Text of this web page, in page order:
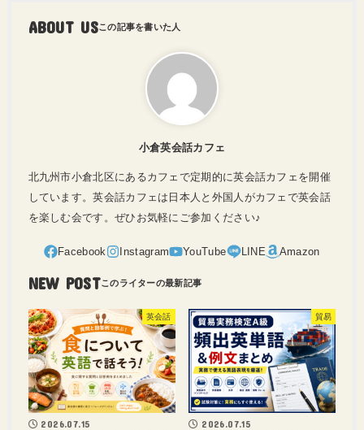
ABOUT US
小倉英会話カフェ
北九州市小倉北区にあるカフェで定期的に英会話カフェを開催
しています。英会話カフェは日本人と外国人がカフェで英会話
を楽しむ会です。ぜひお気軽にご参加ください♪
NEW POST
英会話
2026.07.15
貿易
2026.07.15